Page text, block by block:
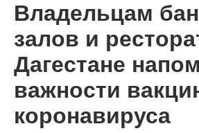
Владельцам
залов и
Дагестане
важности
коронавируса